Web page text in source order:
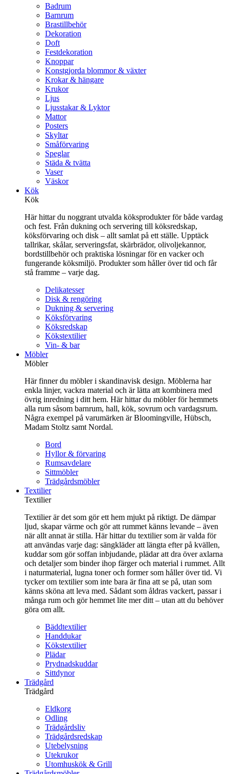
Badrum
Barnrum
Brastillbehör
Dekoration
Doft
Festdekoration
Knoppar
Konstgjorda blommor & växter
Krokar & hängare
Krukor
Ljus
Ljusstakar & Lyktor
Mattor
Posters
Skyltar
Småförvaring
Speglar
Städa & tvätta
Vaser
Väskor
Kök
Kök
Här hittar du noggrant utvalda köksprodukter för både vardag
och fest. Från dukning och servering till köksredskap,
köksförvaring och disk – allt samlat på ett ställe. Upptäck
tallrikar, skålar, serveringsfat, skärbrädor, olivoljekannor,
bordstillbehör och praktiska lösningar för en vacker och
fungerande köksmiljö. Produkter som håller över tid och får
stå framme – varje dag.
Delikatesser
Disk & rengöring
Dukning & servering
Köksförvaring
Köksredskap
Kökstextilier
Vin- & bar
Möbler
Möbler
Här finner du möbler i skandinavisk design. Möblerna har
enkla linjer, vackra material och är lätta att kombinera med
övrig inredning i ditt hem. Här hittar du möbler för hemmets
alla rum såsom barnrum, hall, kök, sovrum och vardagsrum.
Några exempel på varumärken är Bloomingville, Hübsch,
Madam Stoltz samt Nordal.
Bord
Hyllor & förvaring
Rumsavdelare
Sittmöbler
Trädgårdsmöbler
Textilier
Textilier
Textilier är det som gör ett hem mjukt på riktigt. De dämpar
ljud, skapar värme och gör att rummet känns levande – även
när allt annat är stilla. Här hittar du textilier som är valda för
att användas varje dag: sängkläder att längta efter på kvällen,
kuddar som gör soffan inbjudande, plädar att dra över axlarna
och detaljer som binder ihop färger och material i rummet. Allt
i naturmaterial, lugna toner och former som håller över tid. Vi
tycker om textilier som inte bara är fina att se på, utan som
känns sköna att leva med. Sådant som åldras vackert, passar i
många rum och gör hemmet lite mer ditt – utan att du behöver
göra om allt.
Bäddtextilier
Handdukar
Kökstextilier
Plädar
Prydnadskuddar
Sittdynor
Trädgård
Trädgård
Eldkorg
Odling
Trädgårdsliv
Trädgårdsredskap
Utebelysning
Utekrukor
Utomhuskök & Grill